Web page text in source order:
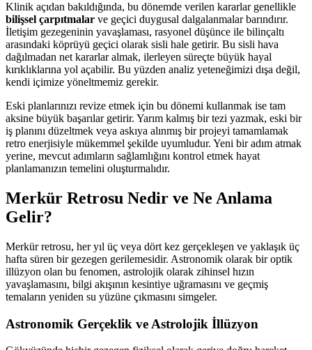
Klinik açıdan bakıldığında, bu dönemde verilen kararlar genellikle
bilişsel çarpıtmalar ve geçici duygusal dalgalanmalar barındırır.
İletişim gezegeninin yavaşlaması, rasyonel düşünce ile bilinçaltı
arasındaki köprüyü geçici olarak sisli hale getirir. Bu sisli hava
dağılmadan net kararlar almak, ilerleyen süreçte büyük hayal
kırıklıklarına yol açabilir. Bu yüzden analiz yeteneğimizi dışa değil,
kendi içimize yöneltmemiz gerekir.
Eski planlarınızı revize etmek için bu dönemi kullanmak ise tam
aksine büyük başarılar getirir. Yarım kalmış bir tezi yazmak, eski bir
iş planını düzeltmek veya askıya alınmış bir projeyi tamamlamak
retro enerjisiyle mükemmel şekilde uyumludur. Yeni bir adım atmak
yerine, mevcut adımların sağlamlığını kontrol etmek hayat
planlamanızın temelini oluşturmalıdır.
Merkür Retrosu Nedir ve Ne Anlama
Gelir?
Merkür retrosu, her yıl üç veya dört kez gerçekleşen ve yaklaşık üç
hafta süren bir gezegen gerilemesidir. Astronomik olarak bir optik
illüzyon olan bu fenomen, astrolojik olarak zihinsel hızın
yavaşlamasını, bilgi akışının kesintiye uğramasını ve geçmiş
temaların yeniden su yüzüne çıkmasını simgeler.
Astronomik Gerçeklik ve Astrolojik İllüzyon